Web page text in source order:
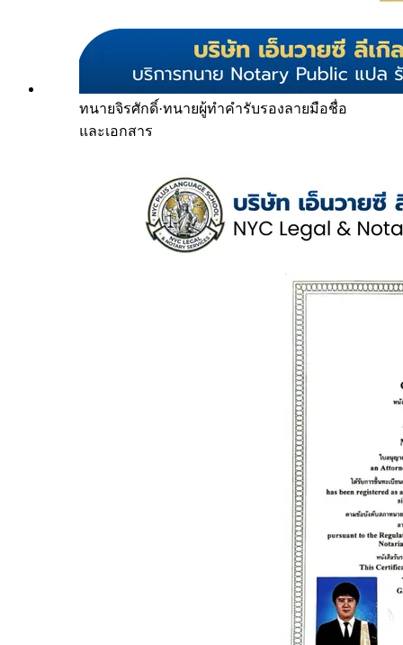
ทนายจิรศักดิ์·ทนายผู้ทำคำรับรองลายมือชื่อ
และเอกสาร